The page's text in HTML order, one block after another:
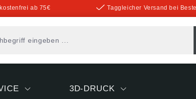
ab 75€ Taggleicher Versand bei
3D-DRUCK